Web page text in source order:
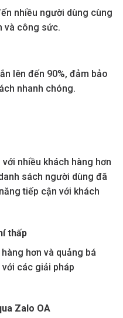
nhiều người dùng cùng
và công sức.
lên đến 90%, đảm bảo
nhanh chóng.
nhiều khách hàng hơn
sách người dùng đã
tiếp cận với khách
thấp
hơn và quảng bá
các giải pháp
Zalo OA